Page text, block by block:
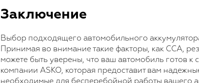
Заключение
Выбор подходящего автомобильного
Принимая во внимание такие факторы, как CCA,
можете быть уверены, что ваш автомобиль готов
компании ASKO, которая предоставит вам
необходимые для бесперебойной работы вашего